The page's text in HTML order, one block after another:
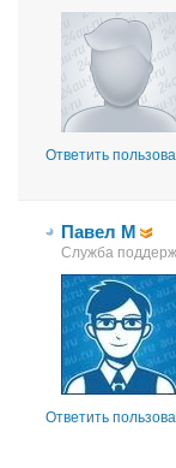
Ответить
Павел М
Служба
Ответить